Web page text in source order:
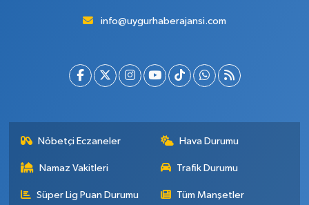
info@uygurhaberajansi.com
Nöbetçi Eczaneler Hava Durumu
Namaz Vakitleri Trafik Durumu
Süper Lig Puan Durumu Tüm Manşetler